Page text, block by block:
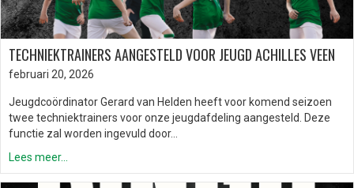
TECHNIEKTRAINERS AANGESTELD VOOR JEUGD ACHILLES VEEN
februari 20, 2026
Jeugdcoördinator Gerard van Helden heeft voor komend seizoen
twee techniektrainers voor onze jeugdafdeling aangesteld. Deze
functie zal worden ingevuld door…
Lees meer...